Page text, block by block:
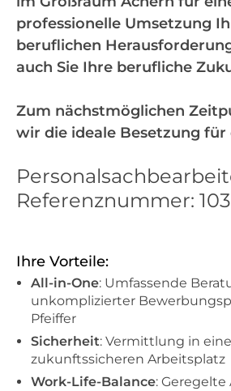
professionelle Umsetzung
beruflichen
auch Sie Ihre berufliche
Zum nächstmöglichen
wir die ideale Besetzung für
Referenznummer:
Ihre Vorteile:
All-in-One: Umfassende
unkomplizierter
Pfeiffer
Sicherheit: Vermittlung in
zukunftssicheren Arbeitsplatz
Work-Life-Balance: